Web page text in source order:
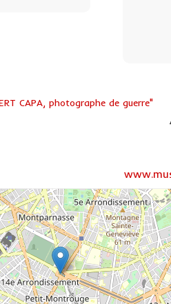
CAPA, photographe de guerre"